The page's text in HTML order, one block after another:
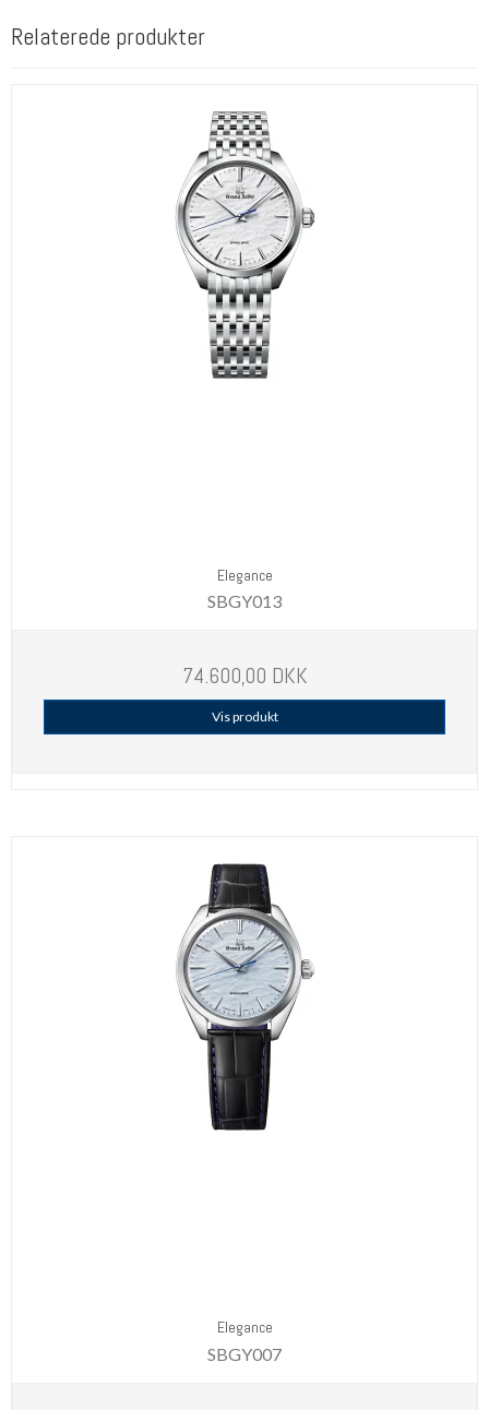
Relaterede produkter
Elegance
SBGY013
74.600,00 DKK
Vis produkt
Elegance
SBGY007